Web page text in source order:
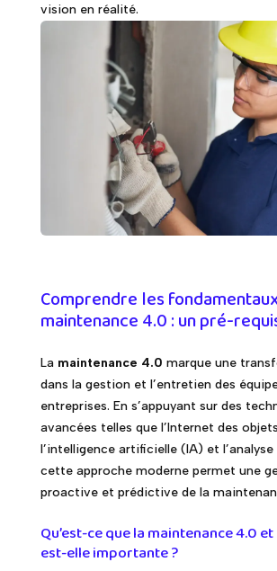
vision en réalité.
Comprendre les
maintenance 4.0 : un pré-
La maintenance 4.0 marque une
dans la gestion et l’entretien des
entreprises. En s’appuyant sur des
avancées telles que l’Internet des
l’intelligence artificielle (IA) et l’analyse
cette approche moderne permet une
proactive et prédictive de la
Qu’est-ce que la maintenance 4.0
est-elle importante ?